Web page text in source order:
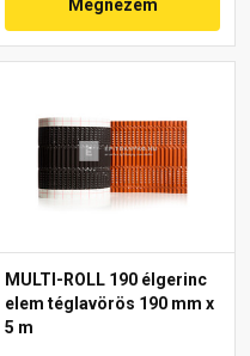
Megnézem
MULTI-ROLL 190 élgerinc
elem téglavörös 190 mm x
5 m